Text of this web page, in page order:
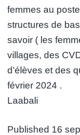
femmes au
structures de
savoir ( les
villages, des
d’élèves et des
février 2024 .
Laabali
Published 16